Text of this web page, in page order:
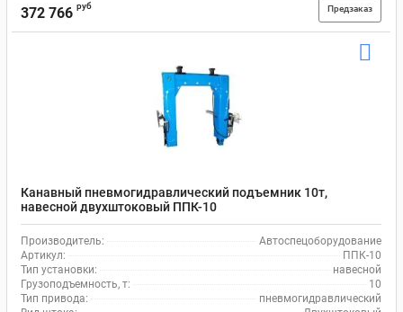
372 766 руб Предзаказ
Канавный пневмогидравлический подъемник 10т,
навесной двухштоковый ППК-10
Производитель:
Автоспецоборудование
Артикул:
ППК-10
Тип установки:
навесной
Грузоподъемность, т:
10
Тип привода:
пневмогидравлический